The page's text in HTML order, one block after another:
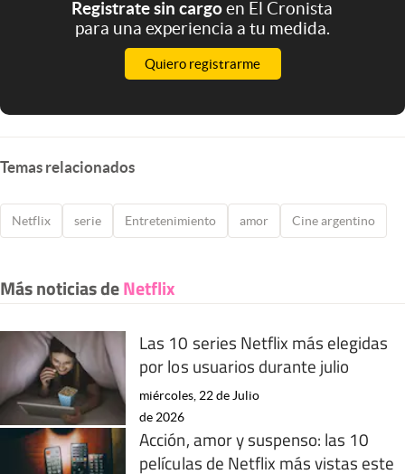
Registrate sin cargoen El Cronista
para una experiencia a tu medida.
Quiero registrarme
Temas relacionados
Netflix serie Entretenimiento amor Cine argentino
Más noticias deNetflix
Las 10 series Netflix más elegidas
por los usuarios durante julio
miércoles, 22 de Julio
de 2026
Acción, amor y suspenso: las 10
películas de Netflix más vistas este